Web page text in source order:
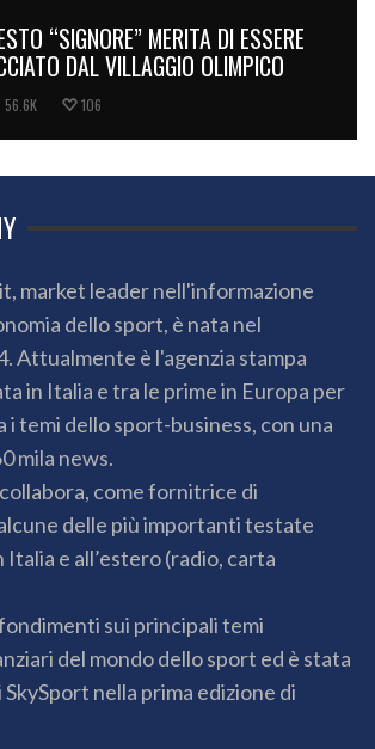
“SIGNORE” MERITA DI ESSERE
DAL VILLAGGIO OLIMPICO
56.6K 106
market leader nell'informazione
dello sport, è nata nel
Attualmente è l'agenzia stampa
in Italia e tra le prime in Europa per
i temi dello sport-business, con una
mila news.
come fornitrice di
delle più importanti testate
e all’estero (radio, carta
sui principali temi
del mondo dello sport ed è stata
nella prima edizione di